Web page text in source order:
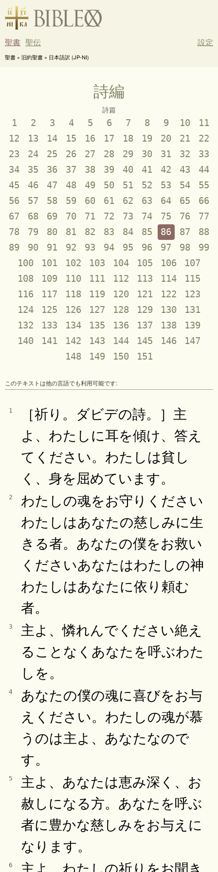
聖書 聖伝 設定
聖書 » 旧約聖書 » 日本語訳 (JP-NI)
詩編
詩篇
1 2 3 4 5 6 7 8 9 10
11
12
13 14 15 16 17 18 19 20 21
22
23
24 25 26 27 28 29 30 31 32
33
34
35 36 37 38 39 40 41 42 43
44
45
46 47 48 49 50 51 52 53 54
55
56
57 58 59 60 61 62 63 64 65
66
67
68 69 70 71 72 73 74 75 76
77
78
79 80 81 82 83 84 85 86 87
88
89
90 91 92 93 94 95 96 97 98
99
100
101 102 103 104 105 106
107
108
109 110 111 112 113 114
115
116
117 118 119 120 121 122
123
124
125 126 127 128 129 130
131
132
133 134 135 136 137 138
139
140
141 142 143 144 145 146
147
148
149 150 151
このテキストは他の言語でも利用可能です:
1
［祈り。ダビデの詩。］主
よ、わたしに耳を傾け、答え
てください。わたしは貧し
く、身を屈めています。
2
わたしの魂をお守りください
わたしはあなたの慈しみに生
きる者。あなたの僕をお救い
くださいあなたはわたしの神
わたしはあなたに依り頼む
者。
3
主よ、憐れんでください絶え
ることなくあなたを呼ぶわた
しを。
4
あなたの僕の魂に喜びをお与
えください。わたしの魂が慕
うのは主よ、あなたなので
す。
5
主よ、あなたは恵み深く、お
赦しになる方。あなたを呼ぶ
者に豊かな慈しみをお与えに
なります。
6 主よ、わたしの祈りをお聞き